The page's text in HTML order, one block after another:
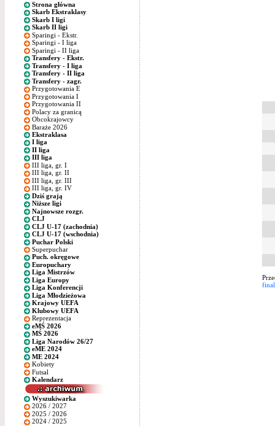
Strona główna
Skarb Ekstraklasy
Skarb I ligi
Skarb II ligi
Sparingi - Ekstr.
Sparingi - I liga
Sparingi - II liga
Transfery - Ekstr.
Transfery - I liga
Transfery - II liga
Transfery - zagr.
Przygotowania E
Przygotowania I
Przygotowania II
Polacy za granicą
Obcokrajowcy
Baraże 2026
Ekstraklasa
I liga
II liga
III liga
III liga, gr. I
III liga, gr. II
III liga, gr. III
III liga, gr. IV
Dziś grają
Niższe ligi
Najnowsze rozgr.
CLJ
CLJ U-17 (zachodnia)
CLJ U-17 (wschodnia)
Puchar Polski
Superpuchar
Puch. okręgowe
Europuchary
Liga Mistrzów
Liga Europy
Liga Konferencji
Liga Młodzieżowa
Krajowy UEFA
Klubowy UEFA
Reprezentacja
eMŚ 2026
MŚ 2026
Liga Narodów 26/27
eME 2024
ME 2024
Kobiety
Futsal
Kalendarz
Wyszukiwarka
2026 / 2027
2025 / 2026
2024 / 2025